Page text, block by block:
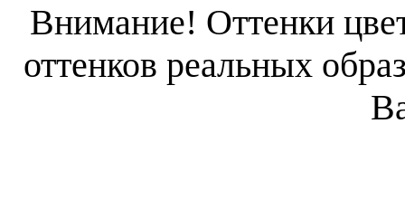
Внимание! Оттенки
оттенков реальных